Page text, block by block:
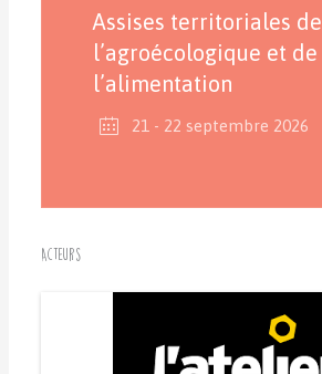
Assises territoriales de
l’agroécologique et de
l’alimentation
21 - 22 septembre 2026
Acteurs